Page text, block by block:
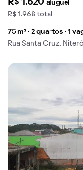
R$ 1.620 aluguel
R$ 1.968 total
75 m² · 2 quartos · 1
Rua Santa Cruz,